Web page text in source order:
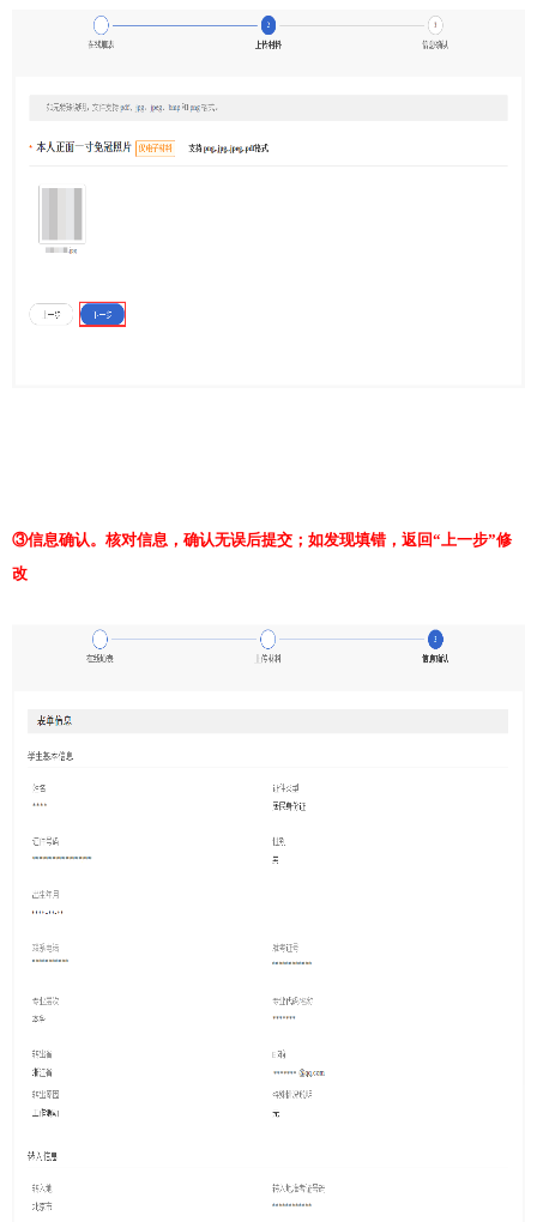
③信息确认。核对信息，确认无误后提交；如发现填错，返回“上一步”修
改